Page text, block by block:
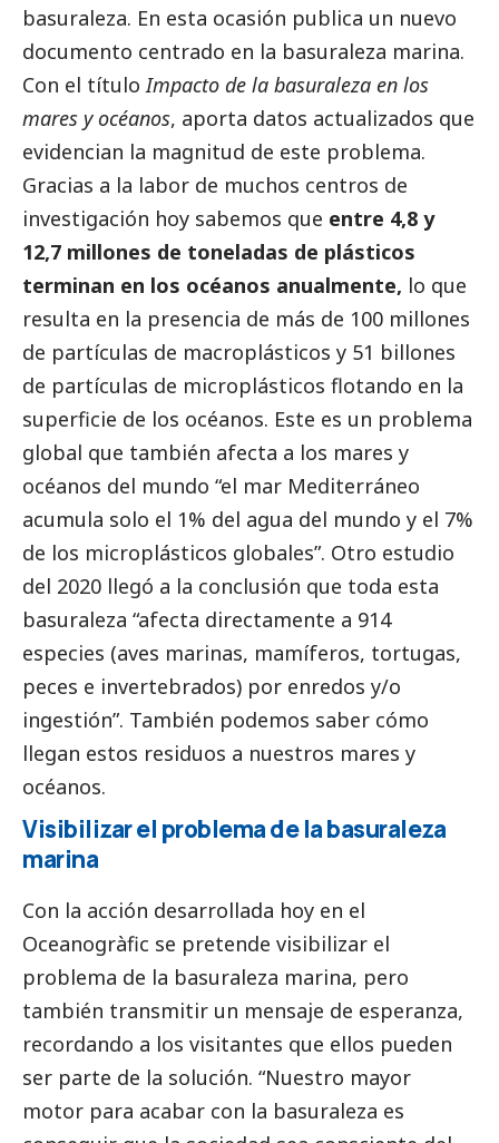
basuraleza. En esta ocasión publica un nuevo
documento centrado en la basuraleza marina.
Con el títuloImpacto de la basuraleza en los
mares y océanos, aporta datos actualizados que
evidencian la magnitud de este problema.
Gracias a la labor de muchos centros de
investigación hoy sabemos que entre 4,8 y
12,7 millones de toneladas de plásticos
terminan en los océanos anualmente, lo que
resulta en la presencia de más de 100 millones
de partículas de macroplásticos y 51 billones
de partículas de microplásticos flotando en la
superficie de los océanos. Este es un problema
global que también afecta a los mares y
océanos del mundo “el mar Mediterráneo
acumula solo el 1% del agua del mundo y el 7%
de los microplásticos globales”. Otro estudio
del 2020 llegó a la conclusión que toda esta
basuraleza “afecta directamente a 914
especies (aves marinas, mamíferos, tortugas,
peces e invertebrados) por enredos y/o
ingestión”. También podemos saber cómo
llegan estos residuos a nuestros mares y
océanos.
Visibilizar el problema de la basuraleza
marina
Con la acción desarrollada hoy en el
Oceanogràfic se pretende visibilizar el
problema de la basuraleza marina, pero
también transmitir un mensaje de esperanza,
recordando a los visitantes que ellos pueden
ser parte de la solución. “Nuestro mayor
motor para acabar con la basuraleza es